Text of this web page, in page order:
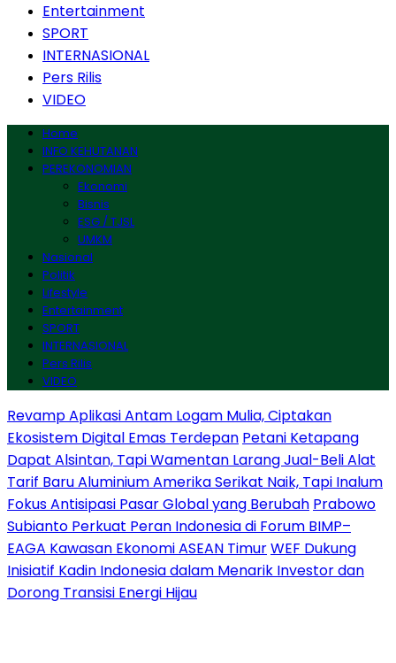
Entertainment
SPORT
INTERNASIONAL
Pers Rilis
VIDEO
Home
INFO KEHUTANAN
PEREKONOMIAN
Ekonomi
Bisnis
ESG / TJSL
UMKM
Nasional
Politik
Lifestyle
Entertainment
SPORT
INTERNASIONAL
Pers Rilis
VIDEO
Revamp Aplikasi Antam Logam Mulia, Ciptakan
Ekosistem Digital Emas Terdepan Petani Ketapang
Dapat Alsintan, Tapi Wamentan Larang Jual-Beli Alat
Tarif Baru Aluminium Amerika Serikat Naik, Tapi Inalum
Fokus Antisipasi Pasar Global yang Berubah Prabowo
Subianto Perkuat Peran Indonesia di Forum BIMP–
EAGA Kawasan Ekonomi ASEAN TimurWEF Dukung
Inisiatif Kadin Indonesia dalam Menarik Investor dan
Dorong Transisi Energi Hijau